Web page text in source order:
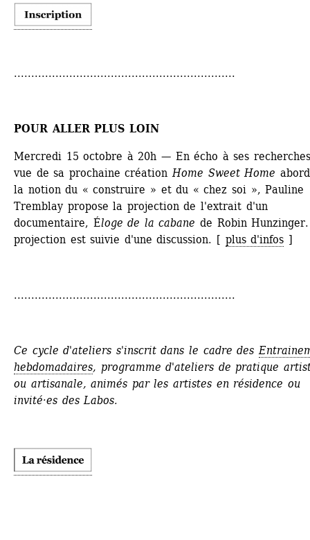
................................................................
POUR ALLER PLUS LOIN
Mercredi 15 octobre à 20h — En écho à ses
vue de sa prochaine création Home Sweet Home
la notion du « construire » et du « chez soi », Pauline
Tremblay propose la projection de l'extrait d'un
documentaire, Éloge de la cabane de Robin
projection est suivie d'une discussion. [ plus d'infos ]
................................................................
Ce cycle d'ateliers s'inscrit dans le cadre des
hebdomadaires, programme d'ateliers de pratique
ou artisanale, animés par les artistes en résidence ou
invité·es des Labos.